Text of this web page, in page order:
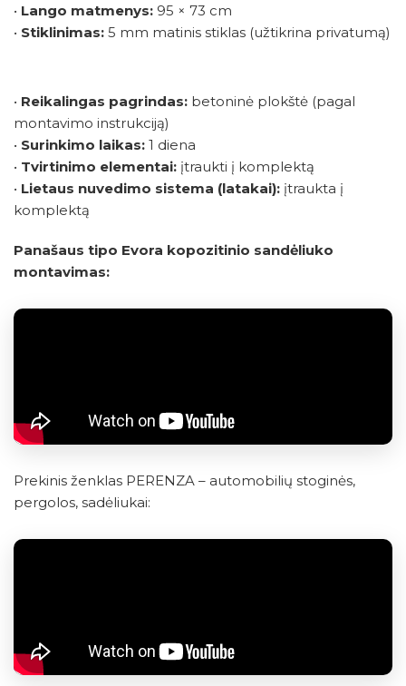
• Lango matmenys: 95 × 73 cm
• Stiklinimas: 5 mm matinis stiklas (užtikrina privatumą)
• Reikalingas pagrindas: betoninė plokštė (pagal
montavimo instrukciją)
• Surinkimo laikas: 1 diena
• Tvirtinimo elementai: įtraukti į komplektą
• Lietaus nuvedimo sistema (latakai): įtraukta į
komplektą
Panašaus tipo Evora kopozitinio sandėliuko
montavimas:
Prekinis ženklas PERENZA – automobilių stoginės,
pergolos, sadėliukai: